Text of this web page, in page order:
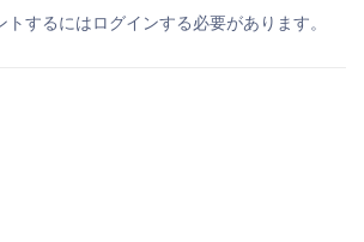
トするにはログインする必要があります。